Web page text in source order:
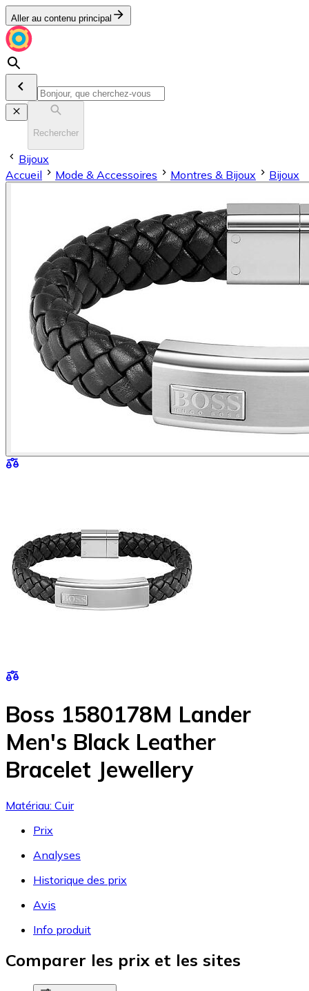
Aller au contenu principal
Rechercher
Bijoux
Accueil
Mode & Accessoires Montres & Bijoux Bijoux
Boss 1580178M Lander
Men's Black Leather
Bracelet Jewellery
Matériau: Cuir
Prix
Analyses
Historique des prix
Avis
Info produit
Comparer les prix et les sites